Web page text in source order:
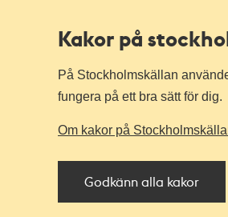
Kakor på
På Stockholmskällan
fungera på ett bra sätt för dig.
Om kakor på
Godkänn alla kakor